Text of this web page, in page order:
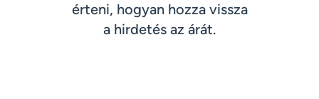
érteni, hogyan hozza vissza
a hirdetés az árát.